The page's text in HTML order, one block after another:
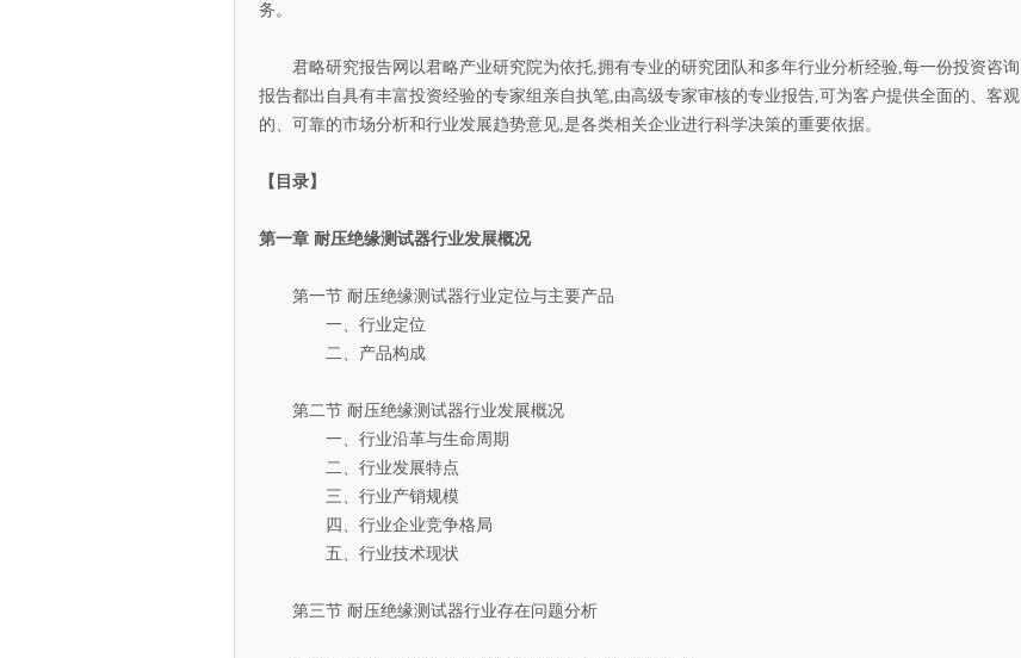
务。
君略研究报告网以君略产业研究院为依托,拥有专业的研究团队和多年行业分析经验,每一份投资咨询
报告都出自具有丰富投资经验的专家组亲自执笔,由高级专家审核的专业报告,可为客户提供全面的、客观
的、可靠的市场分析和行业发展趋势意见,是各类相关企业进行科学决策的重要依据。
【目录】
第一章 耐压绝缘测试器行业发展概况
第一节 耐压绝缘测试器行业定位与主要产品
一、行业定位
二、产品构成
第二节 耐压绝缘测试器行业发展概况
一、行业沿革与生命周期
二、行业发展特点
三、行业产销规模
四、行业企业竞争格局
五、行业技术现状
第三节 耐压绝缘测试器行业存在问题分析